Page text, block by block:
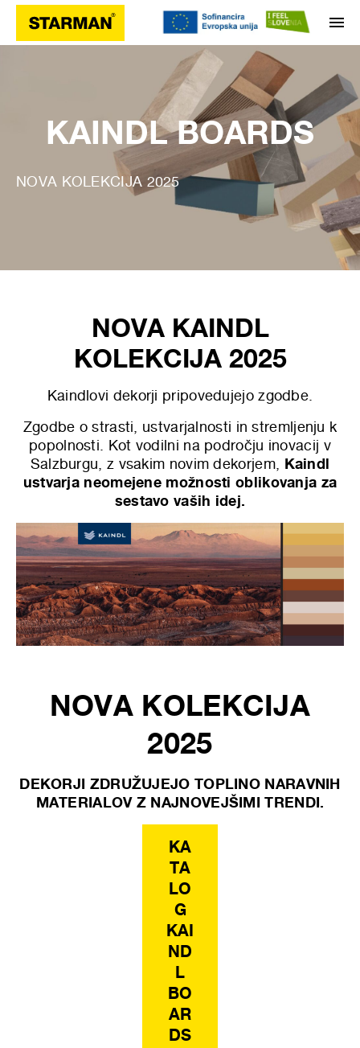
KAINDL BOARDS
NOVA KOLEKCIJA 2025
NOVA KAINDL
KOLEKCIJA 2025
Kaindlovi dekorji pripovedujejo zgodbe.
Zgodbe o strasti, ustvarjalnosti in stremljenju k
popolnosti. Kot vodilni na področju inovacij v
Salzburgu, z vsakim novim dekorjem, Kaindl
ustvarja neomejene možnosti oblikovanja za
sestavo vaših idej.
NOVA KOLEKCIJA
2025
DEKORJI ZDRUŽUJEJO TOPLINO NARAVNIH
MATERIALOV Z NAJNOVEJŠIMI TRENDI.
KA
TA
LO
G
KAI
ND
L
BO
AR
DS